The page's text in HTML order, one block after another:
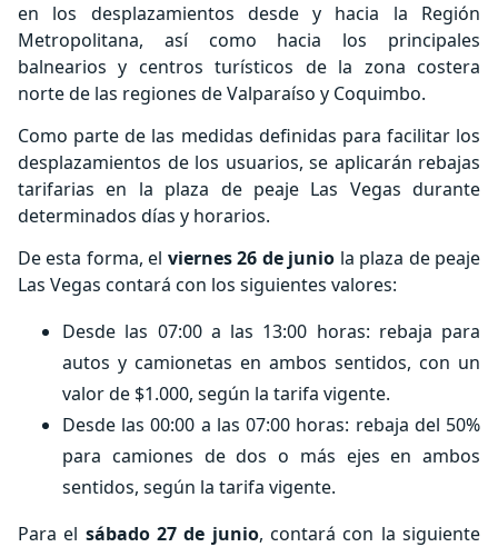
en los desplazamientos desde y hacia la Región
Metropolitana, así como hacia los principales
balnearios y centros turísticos de la zona costera
norte de las regiones de Valparaíso y Coquimbo.
Como parte de las medidas definidas para facilitar los
desplazamientos de los usuarios, se aplicarán rebajas
tarifarias en la plaza de peaje Las Vegas durante
determinados días y horarios.
De esta forma, el viernes 26 de junio la plaza de peaje
Las Vegas contará con los siguientes valores:
Desde las 07:00 a las 13:00 horas: rebaja para
autos y camionetas en ambos sentidos, con un
valor de $1.000, según la tarifa vigente.
Desde las 00:00 a las 07:00 horas: rebaja del 50%
para camiones de dos o más ejes en ambos
sentidos, según la tarifa vigente.
Para el sábado 27 de junio, contará con la siguiente